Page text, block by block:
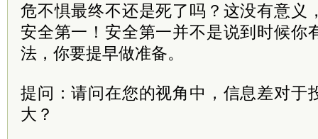
危不惧最终不还是死了吗？这没有意义
安全第一！安全第一并不是说到时候你
法，你要提早做准备。
提问：请问在您的视角中，信息差对于
大？